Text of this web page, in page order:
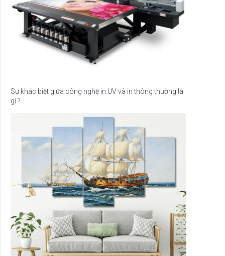
Sự khác biệt giữa công nghệ in UV và in thông thường là
gì ?